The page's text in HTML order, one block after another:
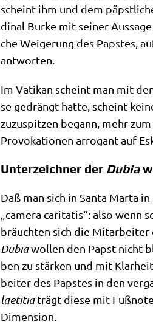
scheint ihm und dem
di­nal Bur­ke mit sei­ner
che Wei­ge­rung des Pap­stes,
antworten.
Im Vati­kan scheint man mit
se gedrängt hat­te, scheint
zuzu­spit­zen begann, mehr
Pro­vo­ka­tio­nen arro­gant auf
Unterzeichner der Dubia
Daß man sich in San­ta Mar­ta
„came­ra cari­ta­tis“: also wenn
bräuch­ten sich die Mit­ar­bei­ter
Dubiawol­len den Papst nicht
ben zu stär­ken und mit
bei­ter des Pap­stes in den
lae­ti­tiaträgt die­se mit
Dimension.